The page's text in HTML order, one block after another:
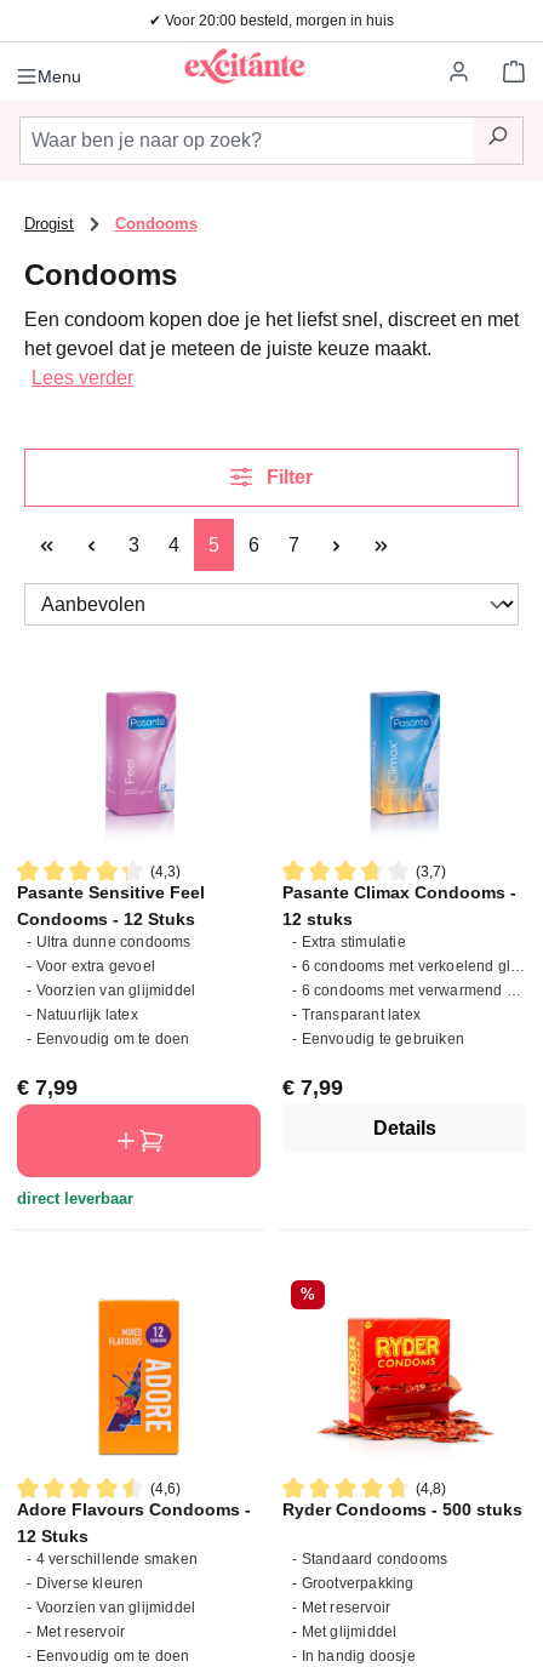
Ga naar de hoofdinhoud✔ Voor 20:00 besteld, morgen in huis
Menu
Drogist Condooms
Condooms
Een condoom kopen doe je het liefst snel, discreet en met
het gevoel dat je meteen de juiste keuze maakt.
Lees verder
Filter
Pagina
3 Pagina
4 Pagina
5 Pagina
6 Pagina
7
(4,3)
Gemiddelde waardering van 4.3 van 5 sterren
Pasante Sensitive Feel
Condooms - 12 Stuks
- Ultra dunne condooms
- Voor extra gevoel
- Voorzien van glijmiddel
- Natuurlijk latex
- Eenvoudig om te doen
Normale prijs:
€ 7,99
direct leverbaar
(3,7)
Gemiddelde waardering van
Pasante Climax Condooms -
12 stuks
- Extra stimulatie
- 6 condooms met verkoelend glijmiddel
- 6 condooms met verwarmend glijmiddel
- Transparant latex
- Eenvoudig te gebruiken
Normale prijs:
€ 7,99
Details
(4,6)
Gemiddelde waardering van 4.6 van 5 sterren
Adore Flavours Condooms -
12 Stuks
- 4 verschillende smaken
- Diverse kleuren
- Voorzien van glijmiddel
- Met reservoir
- Eenvoudig om te doen
Korting
%
(4,8)
Gemiddelde waardering van
Ryder Condooms - 500 stuks
- Standaard condooms
- Grootverpakking
- Met reservoir
- Met glijmiddel
- In handig doosje